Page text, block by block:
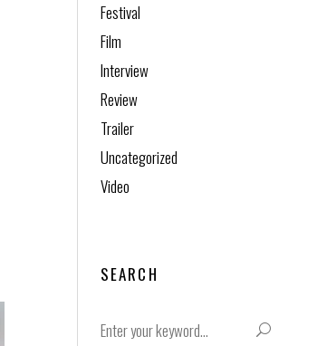
Festival
Film
Interview
Review
Trailer
Uncategorized
Video
SEARCH
for: